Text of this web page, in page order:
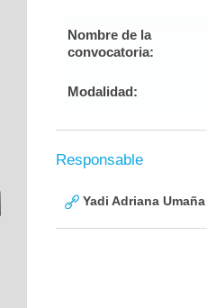
Nombre de la
convocatoria:
Modalidad:
Responsable
Yadi Adriana